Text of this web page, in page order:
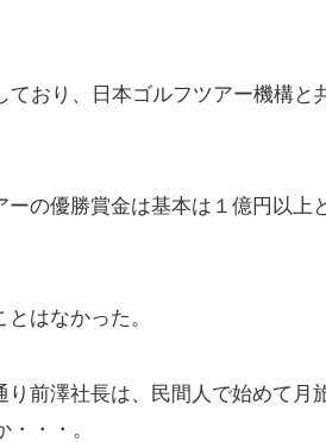
おり、日本ゴルフツアー機構と
の優勝賞金は基本は１億円以上
はなかった。
前澤社長は、民間人で始めて月
・・。